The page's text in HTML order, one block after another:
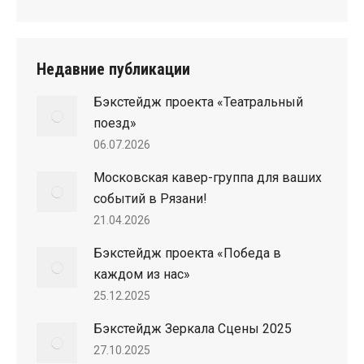
Недавние публикации
Бэкстейдж проекта «Театральный
поезд»
06.07.2026
Московская кавер-группа для ваших
событий в Рязани!
21.04.2026
Бэкстейдж проекта «Победа в
каждом из нас»
25.12.2025
Бэкстейдж Зеркала Сцены 2025
27.10.2025